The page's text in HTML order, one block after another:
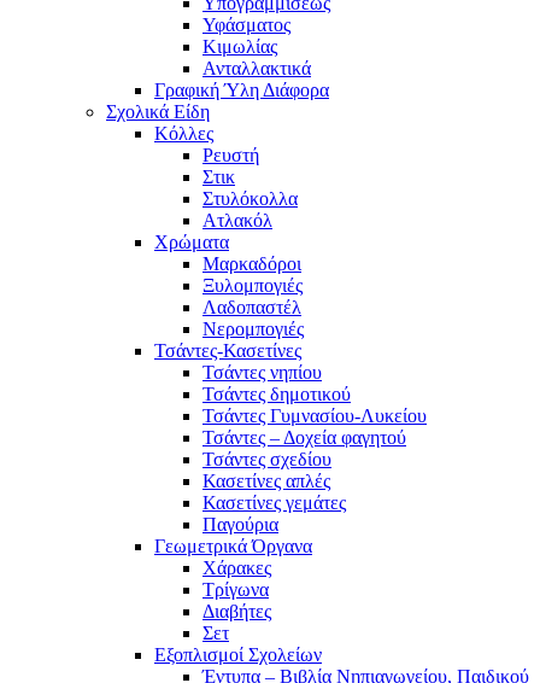
Υφάσματος
Κιμωλίας
Ανταλλακτικά
Γραφική Ύλη Διάφορα
Σχολικά Είδη
Κόλλες
Ρευστή
Στικ
Στυλόκολλα
Ατλακόλ
Χρώματα
Μαρκαδόροι
Ξυλομπογιές
Λαδοπαστέλ
Νερομπογιές
Τσάντες-Κασετίνες
Τσάντες νηπίου
Τσάντες δημοτικού
Τσάντες Γυμνασίου-Λυκείου
Τσάντες – Δοχεία φαγητού
Τσάντες σχεδίου
Κασετίνες απλές
Κασετίνες γεμάτες
Παγούρια
Γεωμετρικά Όργανα
Χάρακες
Τρίγωνα
Διαβήτες
Σετ
Εξοπλισμοί Σχολείων
Έντυπα – Βιβλία Νηπιαγωγείου, Παιδικού